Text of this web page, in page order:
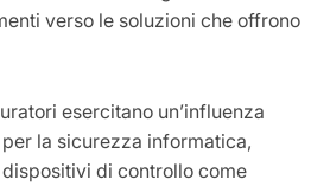
verso le soluzioni che offrono
esercitano un’influenza
la sicurezza informatica,
di controllo come